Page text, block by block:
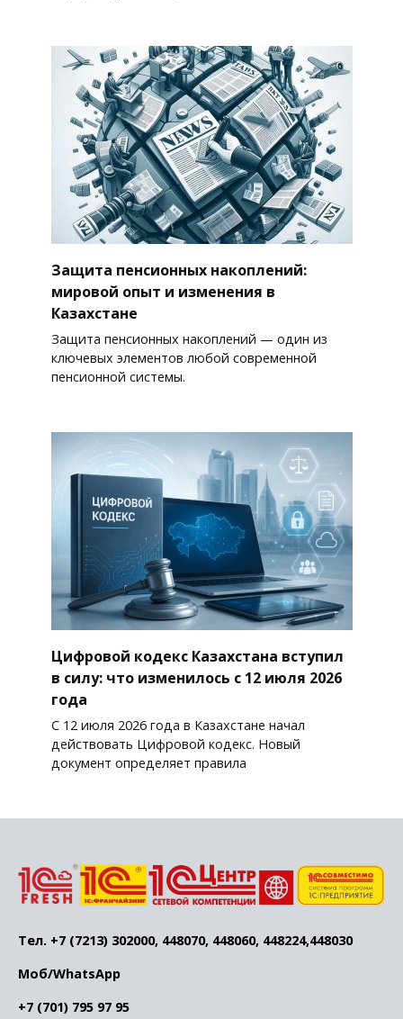
Защита пенсионных накоплений:
мировой опыт и изменения в
Казахстане
Защита пенсионных накоплений — один из
ключевых элементов любой современной
пенсионной системы.
Цифровой кодекс Казахстана вступил
в силу: что изменилось с 12 июля 2026
года
С 12 июля 2026 года в Казахстане начал
действовать Цифровой кодекс. Новый
документ определяет правила
Тел. +7 (7213) 302000, 448070, 448060, 448224,448030
Моб/WhatsApp
+7 (701) 795 97 95